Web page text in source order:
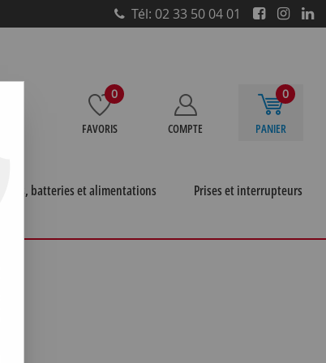
Tél: 02 33 50 04 01
0
FAVORIS COMPTE
0
PANIER
Piles, batteries et alimentations
Prises et interrupteurs